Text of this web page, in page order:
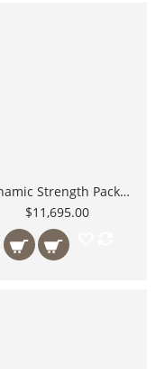
Dynamic Strength Package ejercicio core dip station
$11,695.00